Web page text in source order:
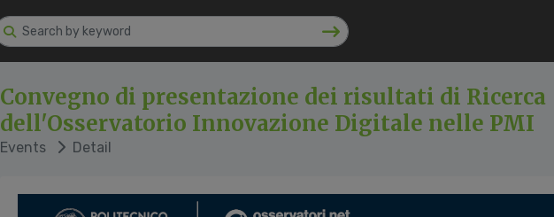
Convegno di presentazione dei risultati di Ricerca
dell'Osservatorio Innovazione Digitale nelle PMI
Events Detail